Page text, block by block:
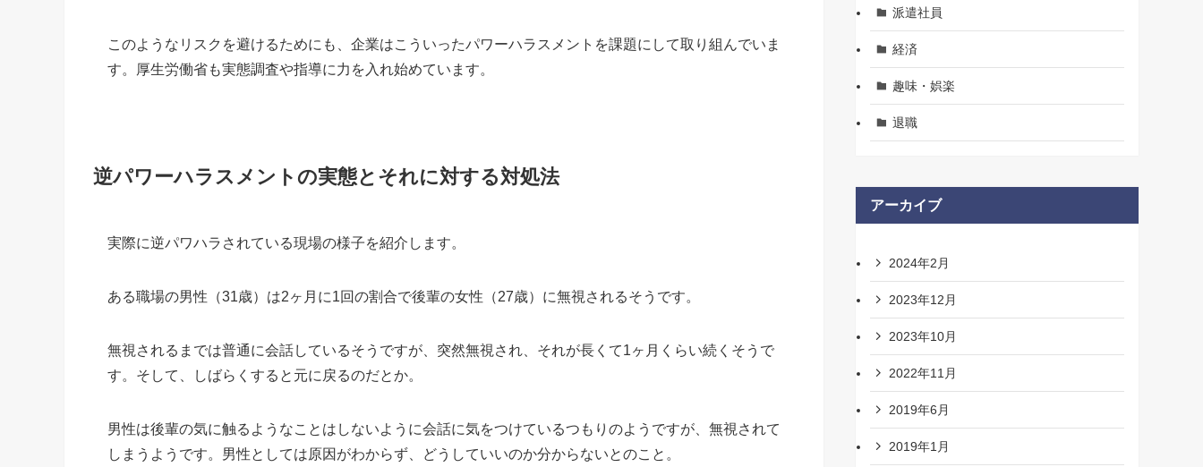
このようなリスクを避けるためにも、企業はこういったパワーハラスメントを課題にして取り組んでいま
す。厚生労働省も実態調査や指導に力を入れ始めています。
逆パワーハラスメントの実態とそれに対する対処法
実際に逆パワハラされている現場の様子を紹介します。
ある職場の男性（31歳）は2ヶ月に1回の割合で後輩の女性（27歳）に無視されるそうです。
無視されるまでは普通に会話しているそうですが、突然無視され、それが長くて1ヶ月くらい続くそうで
す。そして、しばらくすると元に戻るのだとか。
男性は後輩の気に触るようなことはしないように会話に気をつけているつもりのようですが、無視されて
しまうようです。男性としては原因がわからず、どうしていいのか分からないとのこと。
派遣社員
経済
趣味・娯楽
退職
アーカイブ
2024年2月
2023年12月
2023年10月
2022年11月
2019年6月
2019年1月